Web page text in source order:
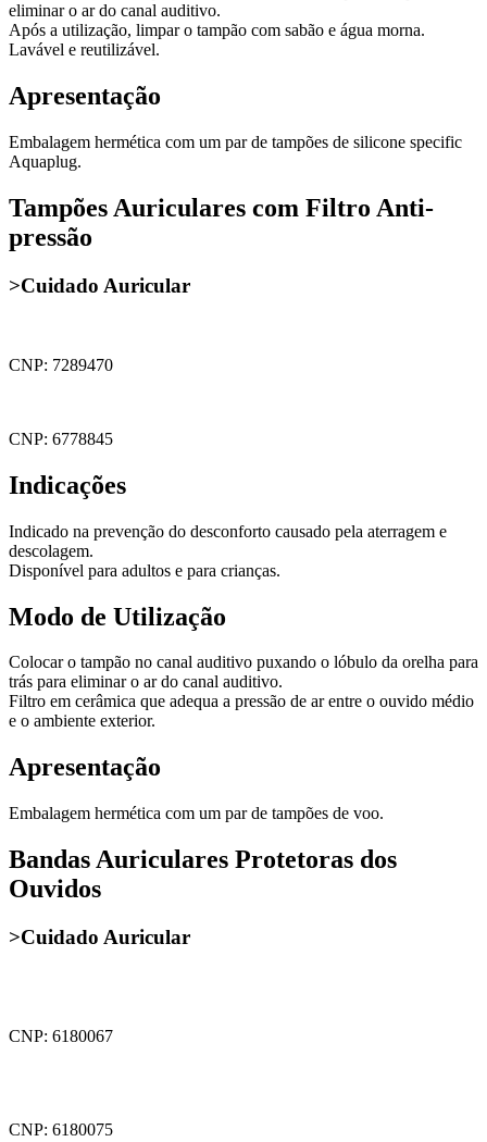
eliminar o ar do canal auditivo.
Após a utilização, limpar o tampão com sabão e água morna.
Lavável e reutilizável.
Apresentação
Embalagem hermética com um par de tampões de silicone specific
Aquaplug.
Tampões Auriculares com Filtro Anti-
pressão
>Cuidado Auricular
CNP: 7289470
CNP: 6778845
Indicações
Indicado na prevenção do desconforto causado pela aterragem e
descolagem.
Disponível para adultos e para crianças.
Modo de Utilização
Colocar o tampão no canal auditivo puxando o lóbulo da orelha para
trás para eliminar o ar do canal auditivo.
Filtro em cerâmica que adequa a pressão de ar entre o ouvido médio
e o ambiente exterior.
Apresentação
Embalagem hermética com um par de tampões de voo.
Bandas Auriculares Protetoras dos
Ouvidos
>Cuidado Auricular
CNP: 6180067
CNP: 6180075